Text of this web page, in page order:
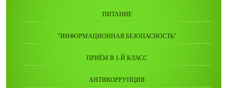
ПИТАНИЕ
"ИНФОРМАЦИОННАЯ БЕЗОПАСНОСТЬ"
ПРИЁМ В 1-Й КЛАСС
АНТИКОРРУПЦИЯ